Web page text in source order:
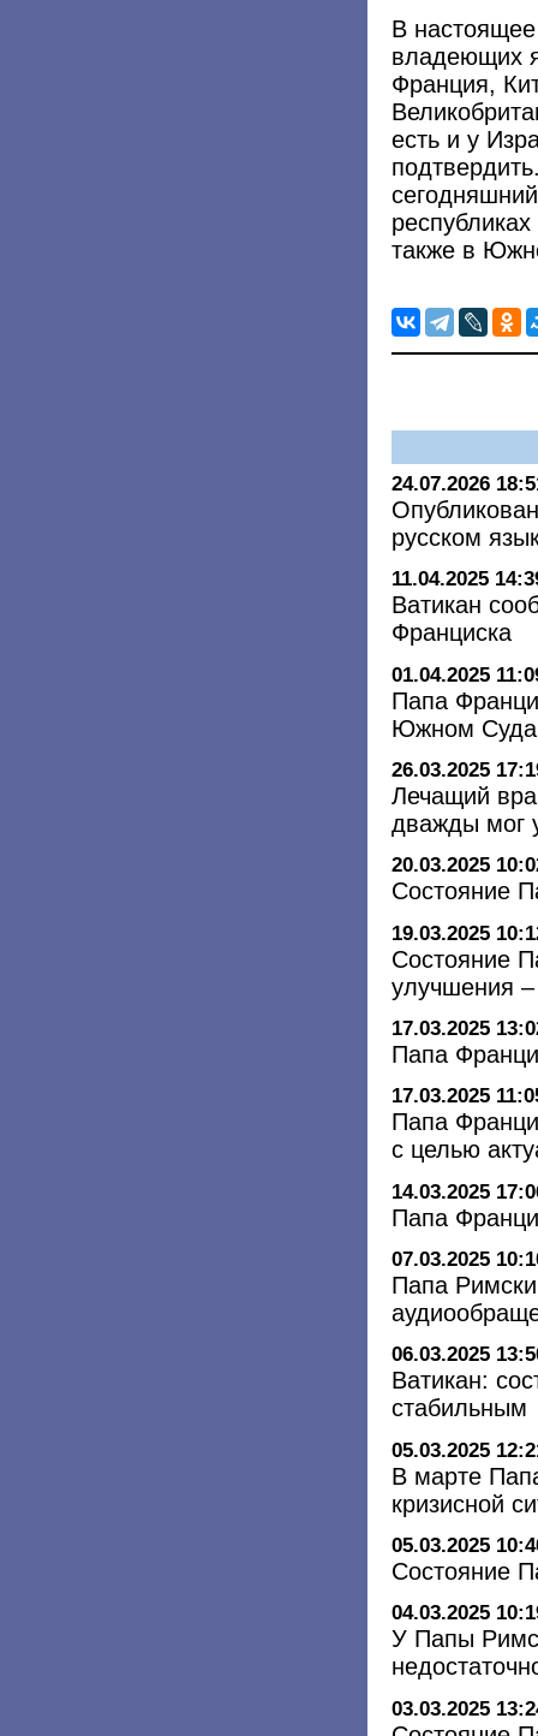
В
владеющих
Франция,
есть и у
также в
24.07.2026
русском
11.04.2025
Ватикан
Франциска
01.04.2025
Папа
Южном
26.03.2025
Лечащий
дважды мог
20.03.2025
Состояние
19.03.2025
Состояние
улучшения
17.03.2025
Папа
17.03.2025
Папа
с целью
14.03.2025
Папа
07.03.2025
Папа
06.03.2025
Ватикан:
стабильным
05.03.2025
В марте
кризисной
05.03.2025
Состояние
04.03.2025
У Папы
03.03.2025